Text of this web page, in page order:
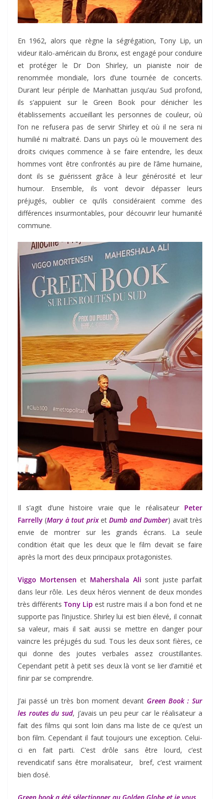
En 1962, alors que règne la ségrégation, Tony Lip, un
videur italo-américain du Bronx, est engagé pour conduire
et protéger le Dr Don Shirley, un pianiste noir de
renommée mondiale, lors d’une tournée de concerts.
Durant leur périple de Manhattan jusqu’au Sud profond,
ils s’appuient sur le Green Book pour dénicher les
établissements accueillant les personnes de couleur, où
l’on ne refusera pas de servir Shirley et où il ne sera ni
humilié ni maltraité. Dans un pays où le mouvement des
droits civiques commence à se faire entendre, les deux
hommes vont être confrontés au pire de l’âme humaine,
dont ils se guérissent grâce à leur générosité et leur
humour. Ensemble, ils vont devoir dépasser leurs
préjugés, oublier ce qu’ils considéraient comme des
différences insurmontables, pour découvrir leur humanité
commune.
Il s’agit d’une histoire vraie que le réalisateur Peter
Farrelly (Mary à tout prixet Dumb and Dumber) avait très
envie de montrer sur les grands écrans. La seule
condition était que les deux que le film devait se faire
après la mort des deux principaux protagonistes.
Viggo Mortensenet Mahershala Ali sont juste parfait
dans leur rôle. Les deux héros viennent de deux mondes
très différents Tony Lip est rustre mais il a bon fond et ne
supporte pas l’injustice. Shirley lui est bien élevé, il connait
sa valeur, mais il sait aussi se mettre en danger pour
vaincre les préjugés du sud. Tous les deux sont fières, ce
qui donne des joutes verbales assez croustillantes.
Cependant petit à petit ses deux là vont se lier d’amitié et
finir par se comprendre.
J’ai passé un très bon moment devant Green Book : Sur
les routes du sud, j’avais un peu peur car le réalisateur a
fait des films qui sont loin dans ma liste de ce qu’est un
bon film. Cependant il faut toujours une exception. Celui-
ci en fait parti. C’est drôle sans être lourd, c’est
revendicatif sans être moralisateur, bref, c’est vraiment
bien dosé.